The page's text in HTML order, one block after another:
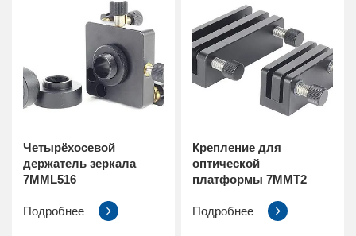
Четырёхосевой
держатель зеркала
7MML516
Подробнее
Крепление для
оптической
платформы 7MMT2
Подробнее